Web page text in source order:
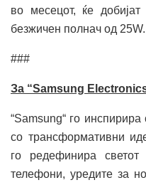
во месецот, ќе добијат
безжичен полнач од 25W.
###
За “Samsung
“Samsung“ го инспирира
со трансформативни
го редефинира светот
телефони, уредите за